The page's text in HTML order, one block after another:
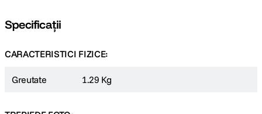
Specificații
CARACTERISTICI FIZICE:
Greutate 1.29 Kg